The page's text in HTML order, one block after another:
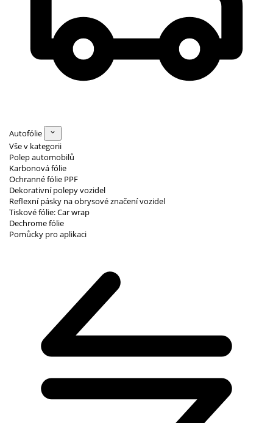
Autofólie
Vše v kategorii
Polep automobilů
Karbonová fólie
Ochranné fólie PPF
Dekorativní polepy vozidel
Reflexní pásky na obrysové značení vozidel
Tiskové fólie: Car wrap
Dechrome fólie
Pomůcky pro aplikaci